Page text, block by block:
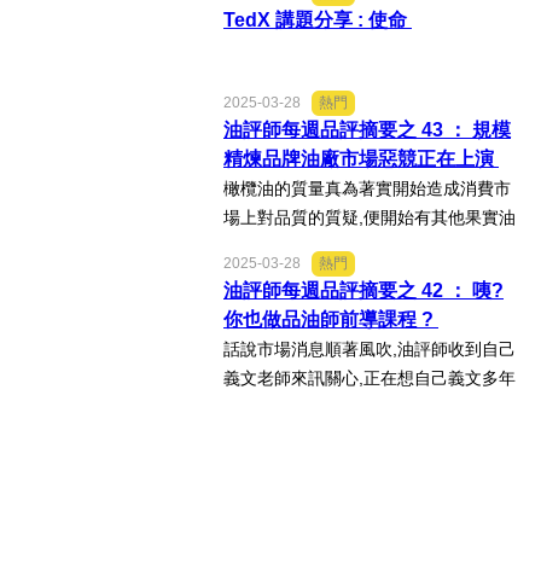
食品加工劑量來供應市場的事件層出不
TedX 講題分享 : 使命
2025-03-28 熱門
油評師每週品評摘要之 43 ： 規模
精煉品牌油廠市場惡競正在上演
橄欖油的質量真為著實開始造成消費市
場上對品質的質疑,便開始有其他果實油
會收到消費者送來連結的詢問和購買的
樣品.兩罐都嚐完,看完文宣.油評師只能
默契微笑.只要敢...
2025-03-28 熱門
油評師每週品評摘要之 42 ： 咦?
你也做品油師前導課程 ?
話說市場消息順著風吹,油評師收到自己
義文老師來訊關心,正在想自己義文多年